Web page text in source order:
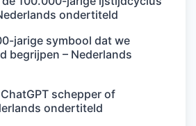
ondertiteld
jarige symbool dat we
begrijpen – Nederlands
schepper of
ondertiteld